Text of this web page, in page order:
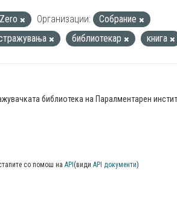
Организации:
Собрание
библиотекар книга
библиотека на Паралментарен
со помош на API (види API документи)